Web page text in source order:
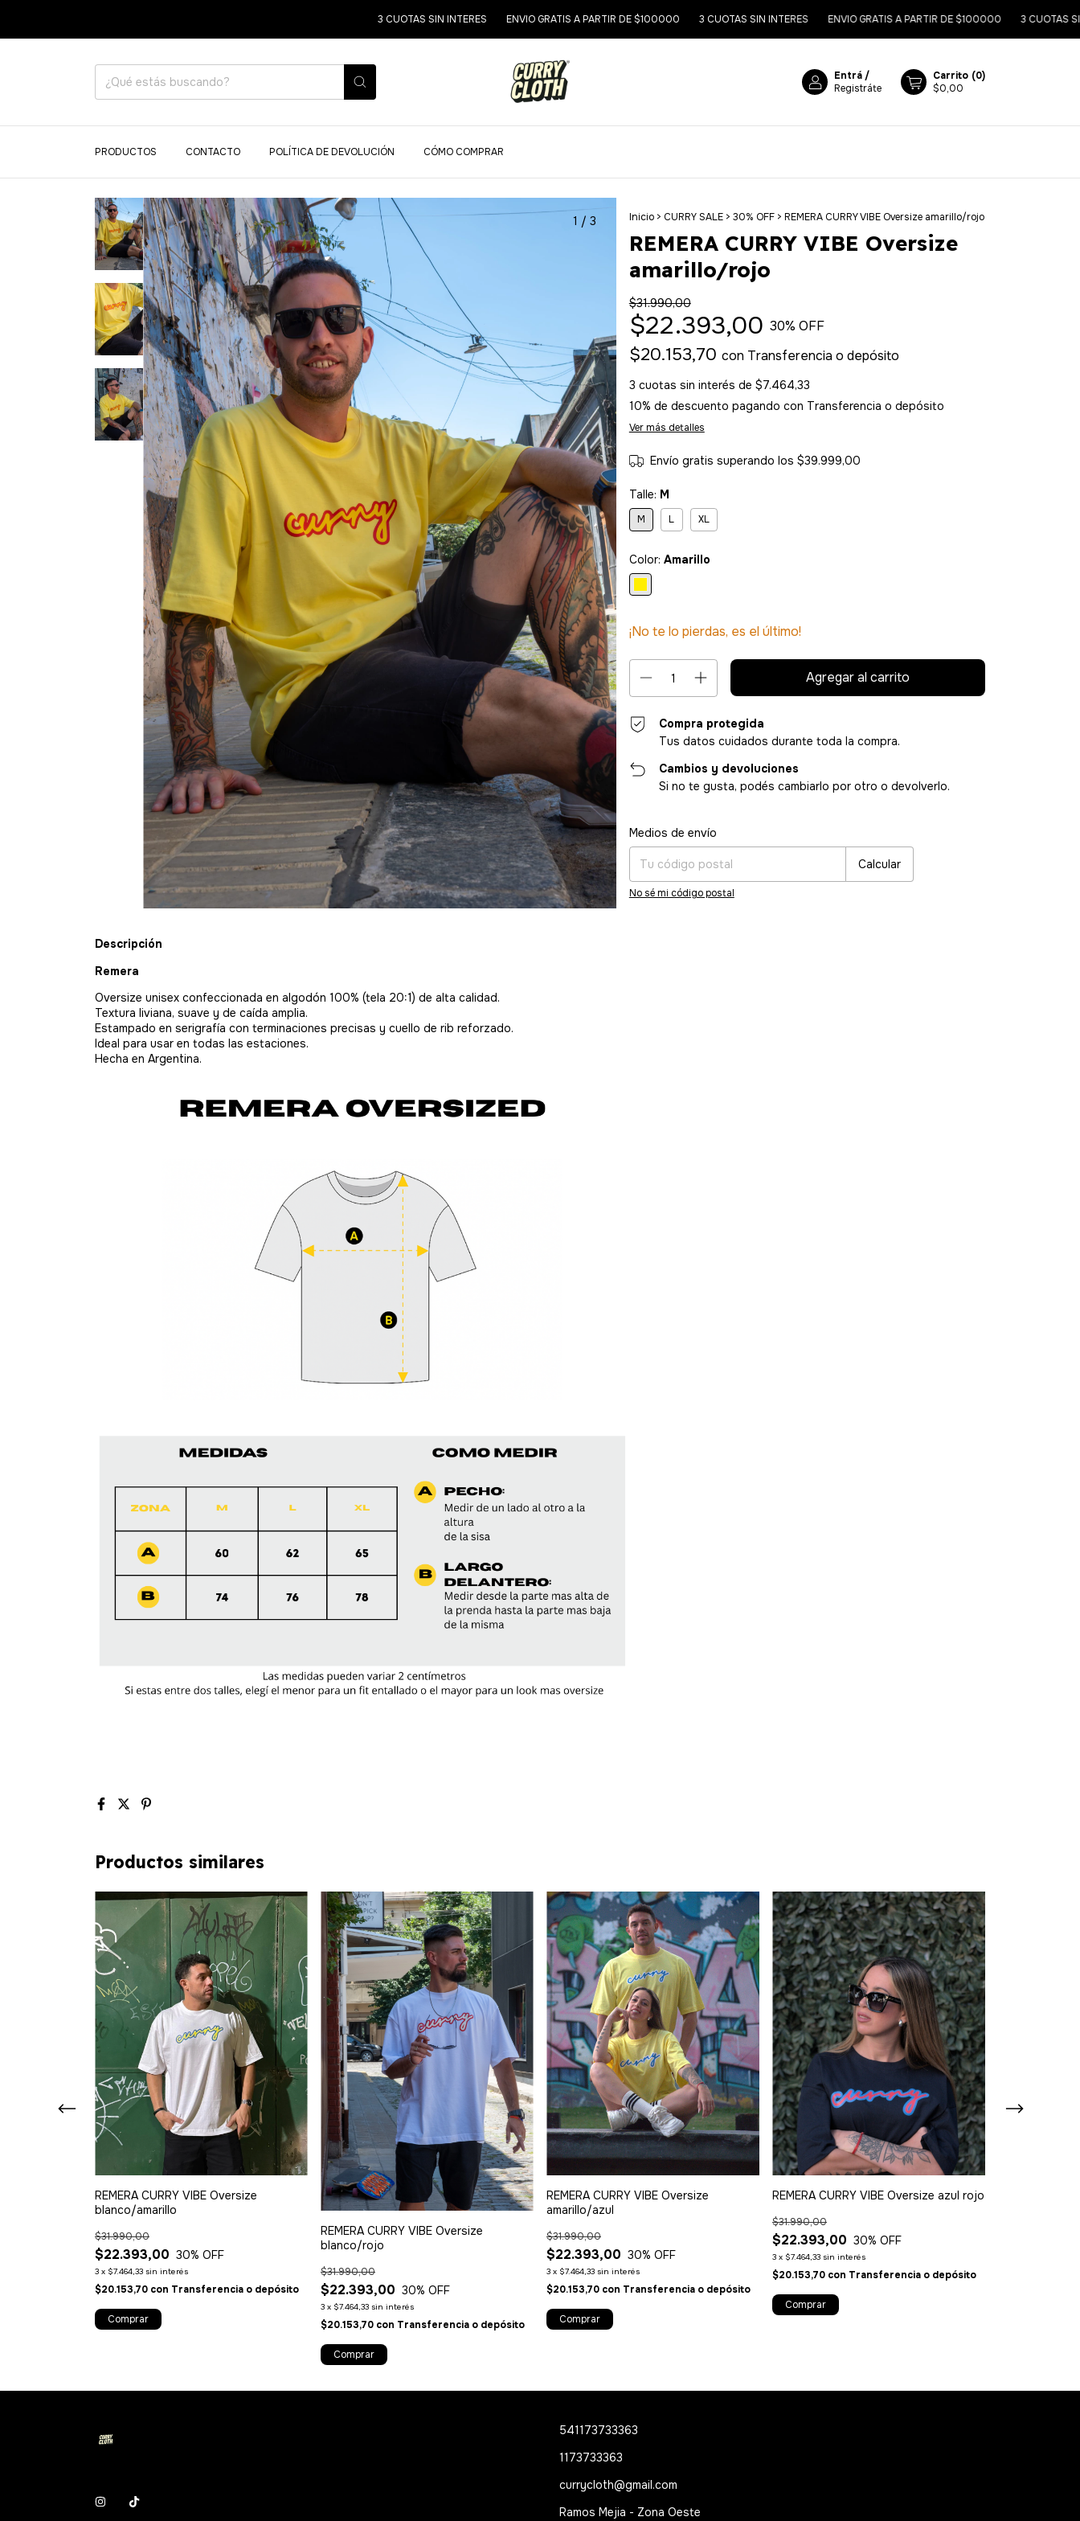
3 CUOTAS SIN INTERES ENVIO GRATIS A PARTIR DE $100000 3 CUOTAS SIN INTERES ENVIO GRATIS A PARTIR DE $100000 3 CUOTAS SIN INTERES
Entrá /
Registráte
Carrito (0)
$0,00
PRODUCTOS CONTACTO POLÍTICA DE DEVOLUCIÓN CÓMO COMPRAR
1 / 3 Inicio > CURRY SALE > 30% OFF > REMERA CURRY VIBE Oversize amarillo/rojo
REMERA CURRY VIBE Oversize
amarillo/rojo
$31.990,00
$22.393,00 30% OFF
$20.153,70 con Transferencia o depósito
3 cuotas sin interés de $7.464,33
10% de descuento pagando con Transferencia o depósito
Ver más detalles
Envío gratis superando los$39.999,00
Talle: M
M L XL
Color: Amarillo
¡No te lo pierdas, es el último!
Compra protegida
Tus datos cuidados durante toda la compra.
Cambios y devoluciones
Si no te gusta, podés cambiarlo por otro o devolverlo.
Entregas para el CP:
Medios de envío
Calcular
No sé mi código postal
Descripción
Remera
Oversize unisex confeccionada en algodón 100% (tela 20:1) de alta calidad.
Textura liviana, suave y de caída amplia.
Estampado en serigrafía con terminaciones precisas y cuello de rib reforzado.
Ideal para usar en todas las estaciones.
Hecha en Argentina.
Productos similares
REMERA CURRY VIBE Oversize
blanco/amarillo
$22.393,00
$31.990,00
30% OFF
3 x $7.464,33 sin interés
$20.153,70 con Transferencia o depósito
Comprar
REMERA CURRY VIBE Oversize
blanco/rojo
$22.393,00
$31.990,00
30% OFF
3 x $7.464,33 sin interés
$20.153,70 con Transferencia o depósito
Comprar
REMERA CURRY VIBE Oversize
amarillo/azul
$22.393,00
$31.990,00
30% OFF
3 x $7.464,33 sin interés
$20.153,70 con Transferencia o depósito
Comprar
REMERA CURRY VIBE Oversize azul rojo
$22.393,00
$31.990,00
30% OFF
3 x $7.464,33 sin interés
$20.153,70 con Transferencia o depósito
Comprar
541173733363
1173733363
currycloth@gmail.com
Ramos Mejia - Zona Oeste